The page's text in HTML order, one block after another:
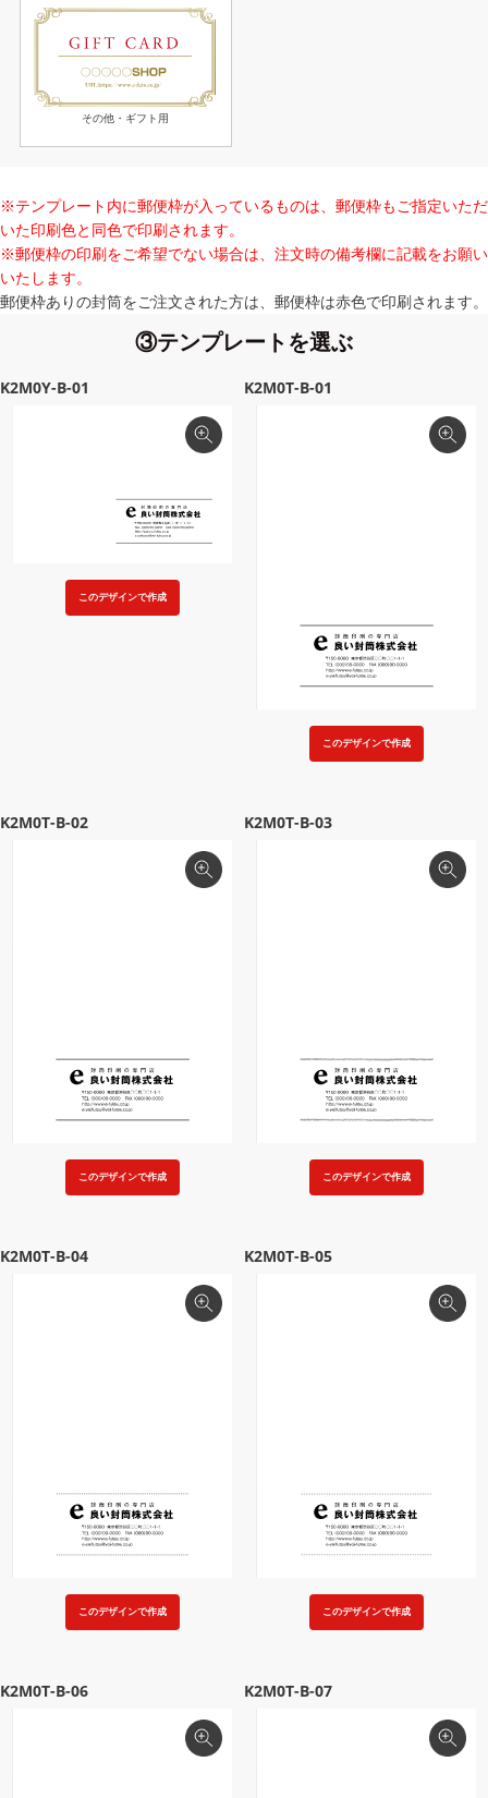
その他・ギフト用
※テンプレート内に郵便枠が入っているものは、郵便枠もご指定いただ
いた印刷色と同色で印刷されます。
※郵便枠の印刷をご希望でない場合は、注文時の備考欄に記載をお願い
いたします。
郵便枠ありの封筒をご注文された方は、郵便枠は赤色で印刷されます。
③テンプレートを選ぶ
K2M0Y-B-01
このデザインで作成
K2M0T-B-01
このデザインで作成
K2M0T-B-02
このデザインで作成
K2M0T-B-03
このデザインで作成
K2M0T-B-04
このデザインで作成
K2M0T-B-05
このデザインで作成
K2M0T-B-06 K2M0T-B-07